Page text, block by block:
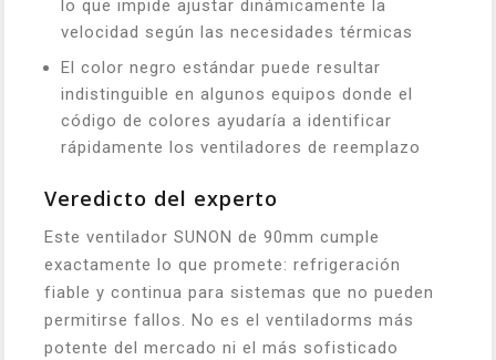
lo que impide ajustar dinámicamente la
velocidad según las necesidades térmicas
El color negro estándar puede resultar
indistinguible en algunos equipos donde el
código de colores ayudaría a identificar
rápidamente los ventiladores de reemplazo
Veredicto del experto
Este ventilador SUNON de 90mm cumple
exactamente lo que promete: refrigeración
fiable y continua para sistemas que no pueden
permitirse fallos. No es el ventiladorms más
potente del mercado ni el más sofisticado